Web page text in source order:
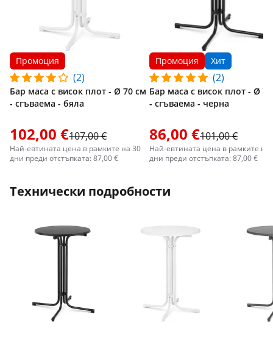
Промоция
(2)
Бар маса с висок плот - Ø 70 см
- сгъваема - бяла
102,00 €107,00 €
Най-евтината цена в рамките на 30
дни преди отстъпката: 87,00 €
Промоция Хит
(2)
Бар маса с висок плот - Ø
- сгъваема - черна
86,00 €101,00 €
Най-евтината цена в рамките на
дни преди отстъпката: 87,00 €
Технически подробности